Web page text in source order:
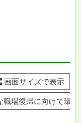
画面サイズで表示
職場復帰に向けて環